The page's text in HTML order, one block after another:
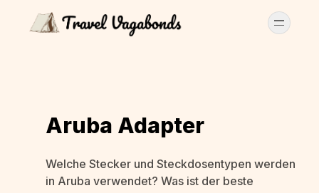
Aruba Adapter
Welche Stecker und Steckdosentypen werden
in Aruba verwendet? Was ist der beste